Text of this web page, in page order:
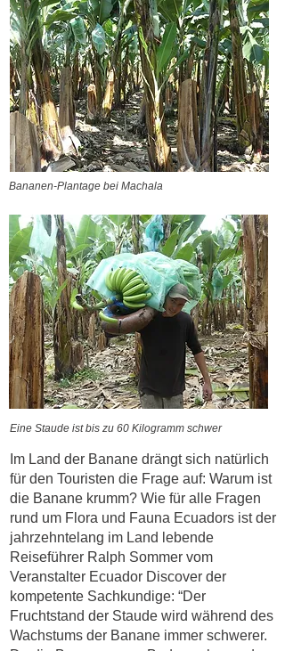
Bananen-Plantage bei Machala
Eine Staude ist bis zu 60 Kilogramm schwer
Im Land der Banane drängt sich natürlich
für den Touristen die Frage auf: Warum ist
die Banane krumm? Wie für alle Fragen
rund um Flora und Fauna Ecuadors ist der
jahrzehntelang im Land lebende
Reiseführer Ralph Sommer vom
Veranstalter Ecuador Discover der
kompetente Sachkundige: “Der
Fruchtstand der Staude wird während des
Wachstums der Banane immer schwerer.